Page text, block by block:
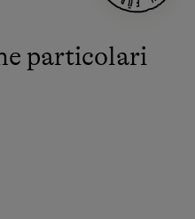
particolari